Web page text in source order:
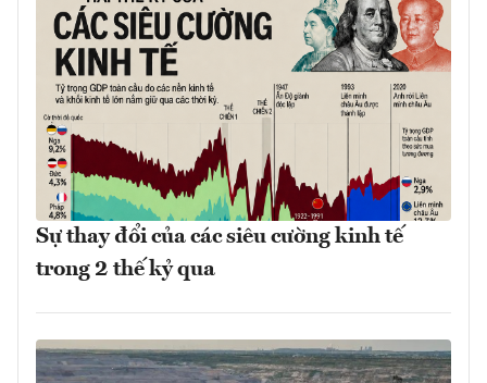
Sự thay đổi của các siêu cường kinh tế
trong 2 thế kỷ qua